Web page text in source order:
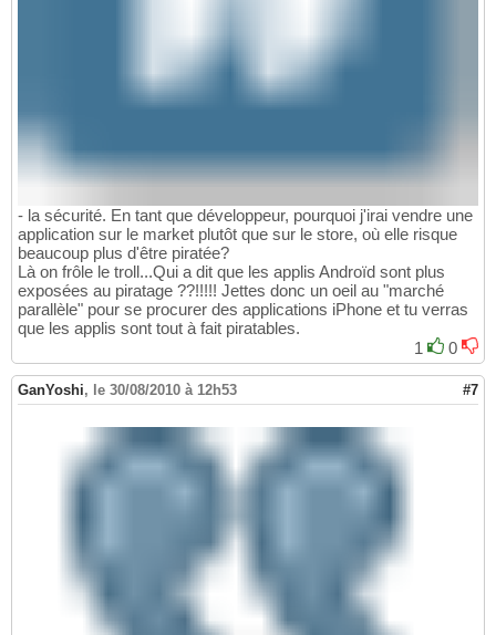
- la sécurité. En tant que développeur, pourquoi j'irai vendre une
application sur le market plutôt que sur le store, où elle risque
beaucoup plus d'être piratée?
Là on frôle le troll...Qui a dit que les applis Androïd sont plus
exposées au piratage ??!!!!! Jettes donc un oeil au "marché
parallèle" pour se procurer des applications iPhone et tu verras
que les applis sont tout à fait piratables.
1
0
GanYoshi, le 30/08/2010 à 12h53 #7